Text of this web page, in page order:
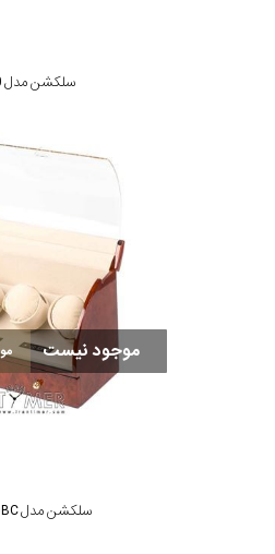
سلکشن مدل HL40
موجود نیست
سلکشن مدل 90323DBC